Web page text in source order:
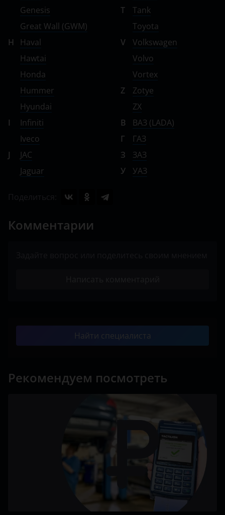
Genesis
Great Wall (GWM)
H
Haval
Hawtai
Honda
Hummer
Hyundai
I
Infiniti
Iveco
J
JAC
Jaguar
T
Tank
Toyota
V
Volkswagen
Volvo
Vortex
Z
Zotye
ZX
В
ВАЗ (LADA)
Г
ГАЗ
З
ЗАЗ
У
УАЗ
Комментарии
Найти специалиста
Рекомендуем посмотреть